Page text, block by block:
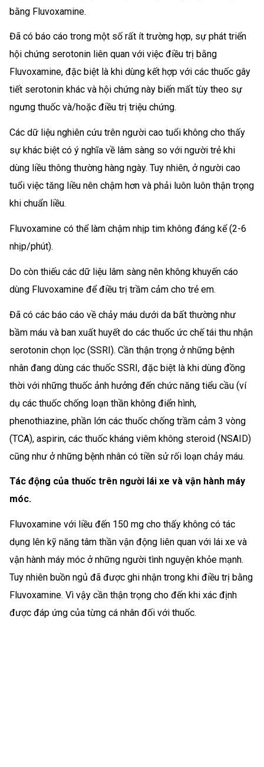
bằng Fluvoxamine.
Đã có báo cáo trong một số rất ít trường hợp, sự phát triển
hội chứng serotonin liên quan với việc điều trị bằng
Fluvoxamine, đặc biệt là khi dùng kết hợp với các thuốc gây
tiết serotonin khác và hội chứng này biến mất tùy theo sự
ngưng thuốc và/hoặc điều trị triệu chứng.
Các dữ liệu nghiên cứu trên người cao tuổi không cho thấy
sự khác biệt có ý nghĩa về lâm sàng so với người trẻ khi
dùng liều thông thường hàng ngày. Tuy nhiên, ở người cao
tuổi việc tăng liều nên chậm hơn và phải luôn luôn thận trọng
khi chuẩn liều.
Fluvoxamine có thể làm chậm nhịp tim không đáng kể (2-6
nhịp/phút).
Do còn thiếu các dữ liệu lâm sàng nên không khuyến cáo
dùng Fluvoxamine để điều trị trầm cảm cho trẻ em.
Đã có các báo cáo về chảy máu dưới da bất thường như
bầm máu và ban xuất huyết do các thuốc ức chế tái thu nhận
serotonin chọn lọc (SSRI). Cần thận trọng ở những bệnh
nhân đang dùng các thuốc SSRI, đặc biệt là khi dùng đồng
thời với những thuốc ảnh hưởng đến chức năng tiểu cầu (ví
dụ các thuốc chống loạn thần không điển hình,
phenothiazine, phần lớn các thuốc chống trầm cảm 3 vòng
(TCA), aspirin, các thuốc kháng viêm không steroid (NSAID)
cũng như ở những bệnh nhân có tiền sử rối loạn chảy máu.
Tác động của thuốc trên người lái xe và vận hành máy
móc.
Fluvoxamine với liều đến 150 mg cho thấy không có tác
dụng lên kỹ năng tâm thần vận động liên quan với lái xe và
vận hành máy móc ở những người tình nguyện khỏe mạnh.
Tuy nhiên buồn ngủ đã được ghi nhận trong khi điều trị bằng
Fluvoxamine. Vì vậy cần thận trọng cho đến khi xác định
được đáp ứng của từng cá nhân đối với thuốc.